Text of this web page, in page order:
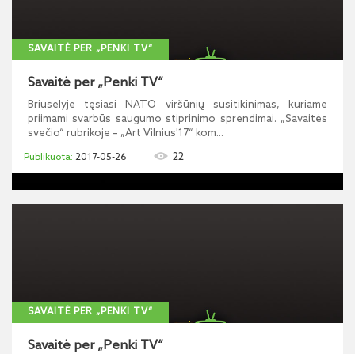
SAVAITĖ PER „PENKI TV“
Savaitė per „Penki TV“
Briuselyje tęsiasi NATO viršūnių susitikinimas, kuriame
priimami svarbūs saugumo stiprinimo sprendimai. „Savaitės
svečio“ rubrikoje – „Art Vilnius'17“ kom...
2017-05-26 22
SAVAITĖ PER „PENKI TV“
Savaitė per „Penki TV“